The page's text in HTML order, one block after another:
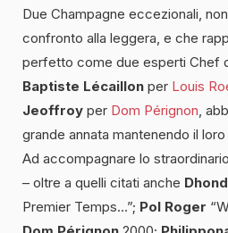
Due Champagne eccezionali,
confronto alla leggera, e che
perfetto come due esperti Chef
Baptiste Lécaillon per Louis
Jeoffroy per Dom Pérignon,
grande annata mantenendo il
Ad accompagnare lo
– oltre a quelli citati anche
Premier Temps…”; Pol Roger